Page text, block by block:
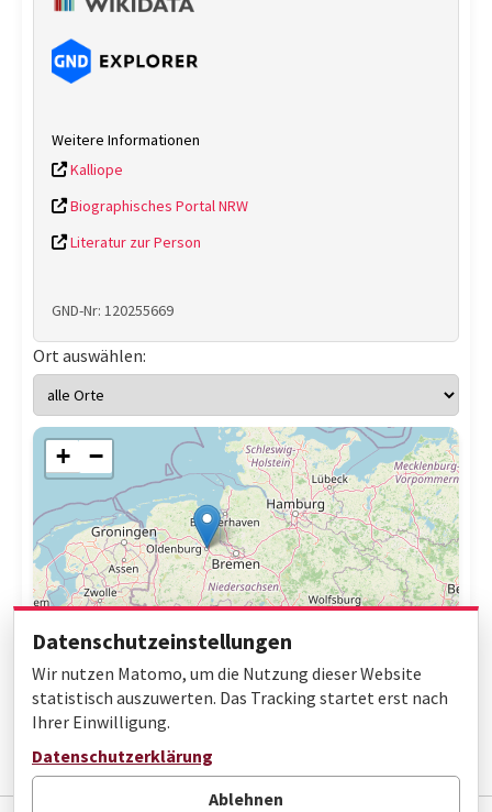
Weitere Informationen
Kalliope
Biographisches Portal NRW
Literatur zur Person
GND-Nr: 120255669
Ort auswählen:
+ −
Datenschutzeinstellungen
Wir nutzen Matomo, um die Nutzung dieser Website
statistisch auszuwerten. Das Tracking startet erst nach
Ihrer Einwilligung.
Datenschutzerklärung
Ablehnen